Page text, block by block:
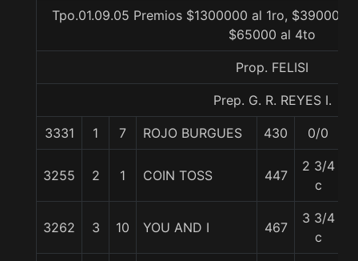
Tpo.01.09.05 Premios $1300000 al 1ro, $390000
$65000 al 4to
Prop. FELISI
Prep. G. R. REYES I.
3331 1 7 ROJO BURGUES 430 0/0
3255 2 1 COIN TOSS 447
2 3/4
c
3262 3 10 YOU AND I 467
3 3/4
c